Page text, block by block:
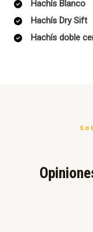
Hachís Blanco
Hachís Dry Sift
Hachís doble